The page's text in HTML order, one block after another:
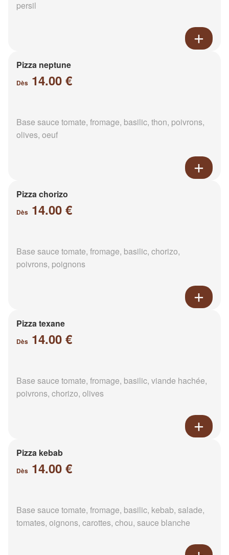
persil
Pizza neptune
Dès 14.00 €
Base sauce tomate, fromage, basilic, thon, poivrons,
olives, oeuf
Pizza chorizo
Dès 14.00 €
Base sauce tomate, fromage, basilic, chorizo,
poivrons, poignons
Pizza texane
Dès 14.00 €
Base sauce tomate, fromage, basilic, viande hachée,
poivrons, chorizo, olives
Pizza kebab
Dès 14.00 €
Base sauce tomate, fromage, basilic, kebab, salade,
tomates, oignons, carottes, chou, sauce blanche